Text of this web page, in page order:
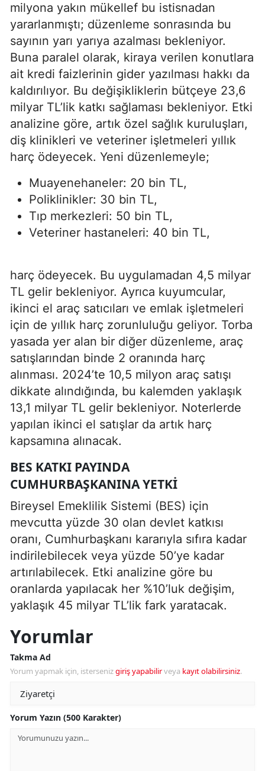
milyona yakın mükellef bu istisnadan
yararlanmıştı; düzenleme sonrasında bu
sayının yarı yarıya azalması bekleniyor.
Buna paralel olarak, kiraya verilen konutlara
ait kredi faizlerinin gider yazılması hakkı da
kaldırılıyor. Bu değişikliklerin bütçeye 23,6
milyar TL’lik katkı sağlaması bekleniyor. Etki
analizine göre, artık özel sağlık kuruluşları,
diş klinikleri ve veteriner işletmeleri yıllık
harç ödeyecek. Yeni düzenlemeyle;
Muayenehaneler: 20 bin TL,
Poliklinikler: 30 bin TL,
Tıp merkezleri: 50 bin TL,
Veteriner hastaneleri: 40 bin TL,
harç ödeyecek. Bu uygulamadan 4,5 milyar
TL gelir bekleniyor. Ayrıca kuyumcular,
ikinci el araç satıcıları ve emlak işletmeleri
için de yıllık harç zorunluluğu geliyor. Torba
yasada yer alan bir diğer düzenleme, araç
satışlarından binde 2 oranında harç
alınması. 2024’te 10,5 milyon araç satışı
dikkate alındığında, bu kalemden yaklaşık
13,1 milyar TL gelir bekleniyor. Noterlerde
yapılan ikinci el satışlar da artık harç
kapsamına alınacak.
BES KATKI PAYINDA
CUMHURBAŞKANINA YETKI
Bireysel Emeklilik Sistemi (BES) için
mevcutta yüzde 30 olan devlet katkısı
oranı, Cumhurbaşkanı kararıyla sıfıra kadar
indirilebilecek veya yüzde 50’ye kadar
artırılabilecek. Etki analizine göre bu
oranlarda yapılacak her %10’luk değişim,
yaklaşık 45 milyar TL’lik fark yaratacak.
Yorumlar
Takma Ad
Yorum yapmak için, istersenizgiriş yapabilirveya kayıt olabilirsiniz.
Yorum Yazın (500 Karakter)